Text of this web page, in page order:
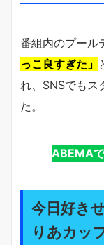
番組内のプール
っこ良すぎた」
れ、SNSでもス
た。
ABEMA
今日好き
りあカッ